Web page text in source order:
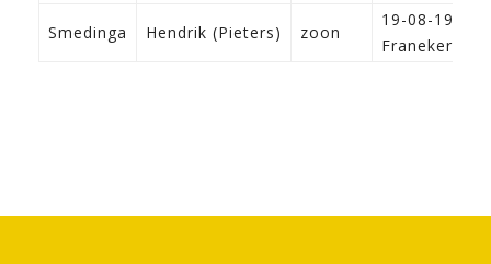
Smedinga Hendrik (Pieters) zoon
19-08-1922
Franeker